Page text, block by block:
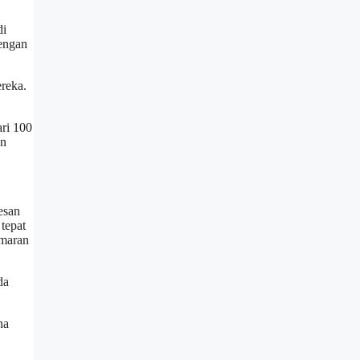
100